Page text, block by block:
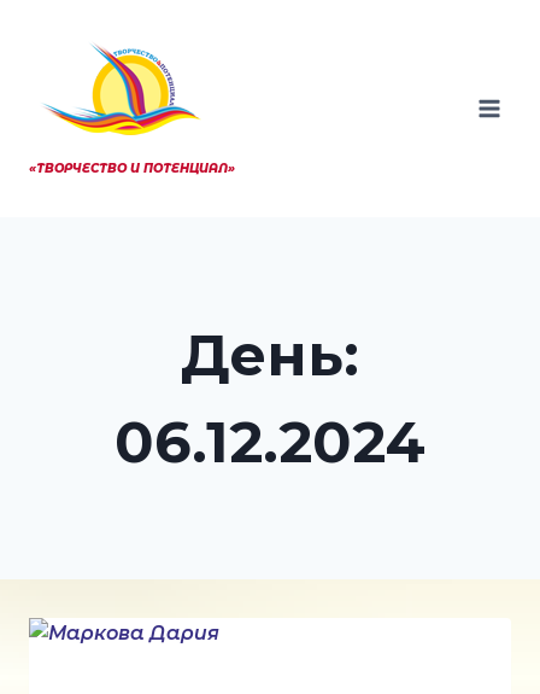
содержанию
«ТВОРЧЕСТВО И ПОТЕНЦИАЛ»
День:
06.12.2024